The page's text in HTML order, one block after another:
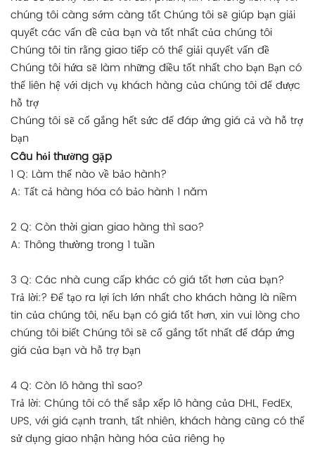
chúng tôi càng sớm càng tốt Chúng tôi sẽ giúp bạn giải
quyết các vấn đề của bạn và tốt nhất của chúng tôi
Chúng tôi tin rằng giao tiếp có thể giải quyết vấn đề
Chúng tôi hứa sẽ làm những điều tốt nhất cho bạn Bạn có
thể liên hệ với dịch vụ khách hàng của chúng tôi để được
hỗ trợ
Chúng tôi sẽ cố gắng hết sức để đáp ứng giá cả và hỗ trợ
bạn
Câu hỏi thường gặp
1 Q: Làm thế nào về bảo hành?
A: Tất cả hàng hóa có bảo hành 1 năm
2 Q: Còn thời gian giao hàng thì sao?
A: Thông thường trong 1 tuần
3 Q: Các nhà cung cấp khác có giá tốt hơn của bạn?
Trả lời:? Để tạo ra lợi ích lớn nhất cho khách hàng là niềm
tin của chúng tôi, nếu bạn có giá tốt hơn, xin vui lòng cho
chúng tôi biết Chúng tôi sẽ cố gắng tốt nhất để đáp ứng
giá của bạn và hỗ trợ bạn
4 Q: Còn lô hàng thì sao?
Trả lời: Chúng tôi có thể sắp xếp lô hàng của DHL, FedEx,
UPS, với giá cạnh tranh, tất nhiên, khách hàng cũng có thể
sử dụng giao nhận hàng hóa của riêng họ